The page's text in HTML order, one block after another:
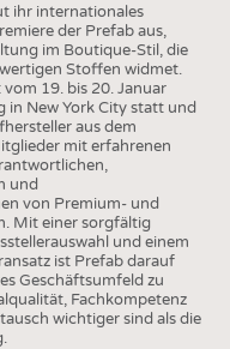
ihr internationales
der Prefab aus,
im Boutique-Stil, die
Stoffen widmet.
19. bis 20. Januar
in New York City statt und
aus dem
mit erfahrenen
und
von Premium- und
Mit einer sorgfältig
und einem
ist Prefab darauf
Geschäftsumfeld zu
Fachkompetenz
wichtiger sind als die